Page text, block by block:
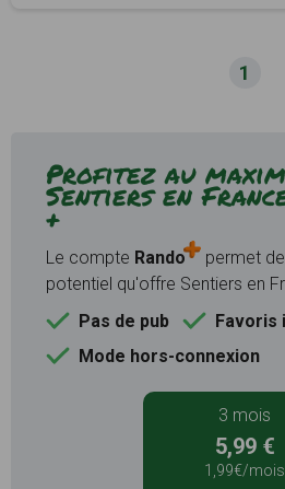
1
Profitez au
Sentiers en
+
Le compte Rando
permet
potentiel qu'offre Sentiers en
Pas de pub
Favoris
Mode hors-connexion
3 mois
5,99 €
1,99€/mois